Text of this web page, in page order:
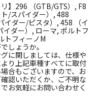
リ】296 （GTB/GTS）, F8
ト/スパイダー）, 488
イダー/ピスタ）, 458 （イ
イダー）, ローマ, ポルトフ
トフィーノM
しょうか。
に関しましては、仕様や
り上記車種すべてに取付
合もございますので、お
認いただくか、ご不明な
お気軽にお問い合わせく